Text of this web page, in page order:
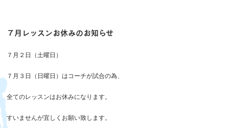
７月レッスンお休みのお知らせ
７月２日（土曜日）
７月３日（日曜日）はコーチが試合の為、
全てのレッスンはお休みになります。
すいませんが宜しくお願い致します。